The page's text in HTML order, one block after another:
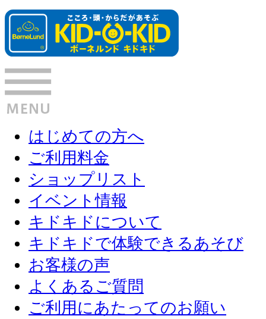
はじめての方へ
ご利用料金
ショップリスト
イベント情報
キドキドについて
キドキドで体験できるあそび
お客様の声
よくあるご質問
ご利用にあたってのお願い